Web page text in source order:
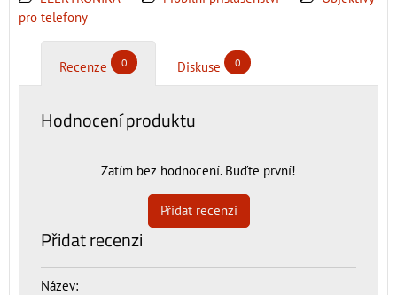
pro telefony
Recenze 0 Diskuse 0
Hodnocení produktu
Zatím bez hodnocení. Buďte první!
Přidat recenzi
Přidat recenzi
Název: